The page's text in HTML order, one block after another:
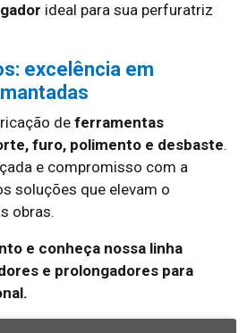
ideal para sua perfuratriz
excelência em
de ferramentas
furo, polimento e desbaste.
e compromisso com a
soluções que elevam o
obras.
e conheça nossa linha
e prolongadores para